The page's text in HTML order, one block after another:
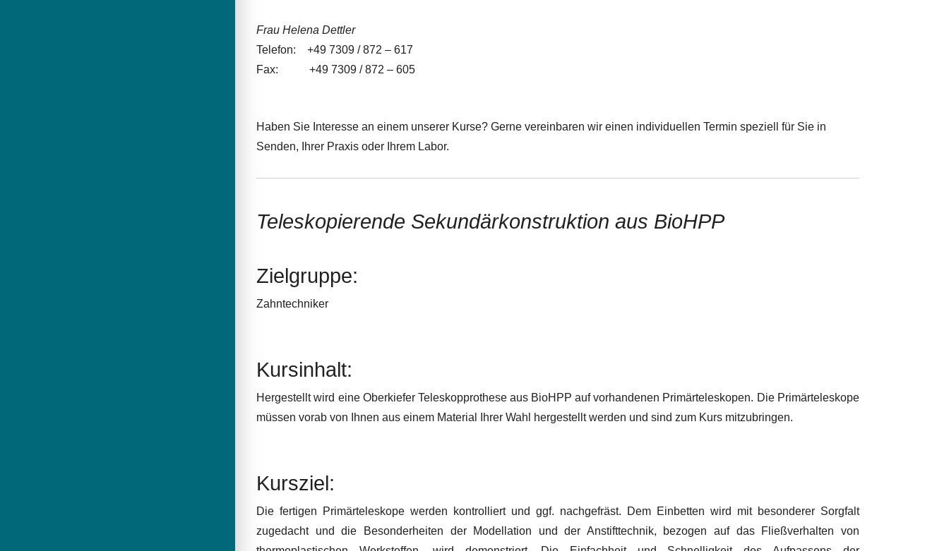
Frau Helena Dettler
Telefon: +49 7309 / 872 – 617
Fax: +49 7309 / 872 – 605
Haben Sie Interesse an einem unserer Kurse? Gerne vereinbaren wir einen individuellen Termin speziell für Sie in
Senden, Ihrer Praxis oder Ihrem Labor.
Teleskopierende Sekundärkonstruktion aus BioHPP
Zielgruppe:
Zahntechniker
Kursinhalt:
Hergestellt wird eine Oberkiefer Teleskopprothese aus BioHPP auf vorhandenen Primärteleskopen. Die Primärteleskope
müssen vorab von Ihnen aus einem Material Ihrer Wahl hergestellt werden und sind zum Kurs mitzubringen.
Kursziel:
Die fertigen Primärteleskope werden kontrolliert und ggf. nachgefräst. Dem Einbetten wird mit besonderer Sorgfalt
zugedacht und die Besonderheiten der Modellation und der Anstifttechnik, bezogen auf das Fließverhalten von